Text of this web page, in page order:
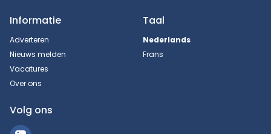
Informatie
Adverteren
Nieuws melden
Vacatures
Over ons
Taal
Nederlands
Frans
Volg ons